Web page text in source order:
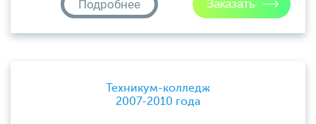
Подробнее
Техникум-колледж
2007-2010 года